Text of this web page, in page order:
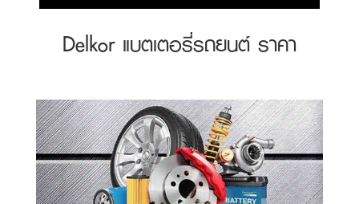
Delkor แบตเตอรี่รถยนต์ ราคา